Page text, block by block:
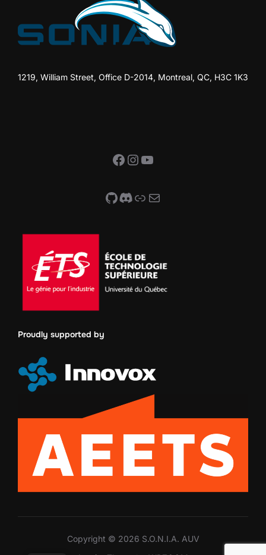
1219, William Street, Office D-2014, Montreal, QC, H3C 1K3
Facebook
Instagram
YouTube
GitHub
Discord
Link
Mail
Proudly supported by
Copyright © 2026 S.O.N.I.A. AUV